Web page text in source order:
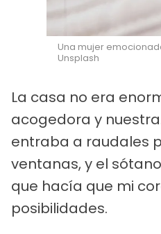
Una mujer
Unsplash
La casa no era
acogedora y
entraba a raudales
ventanas, y el
que hacía que mi
posibilidades.